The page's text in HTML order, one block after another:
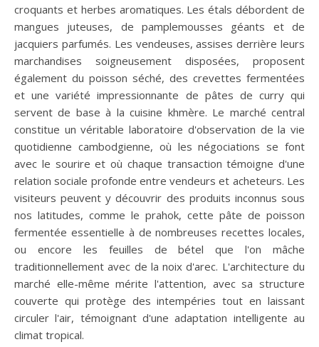
croquants et herbes aromatiques. Les étals débordent de
mangues juteuses, de pamplemousses géants et de
jacquiers parfumés. Les vendeuses, assises derrière leurs
marchandises soigneusement disposées, proposent
également du poisson séché, des crevettes fermentées
et une variété impressionnante de pâtes de curry qui
servent de base à la cuisine khmère. Le marché central
constitue un véritable laboratoire d'observation de la vie
quotidienne cambodgienne, où les négociations se font
avec le sourire et où chaque transaction témoigne d'une
relation sociale profonde entre vendeurs et acheteurs. Les
visiteurs peuvent y découvrir des produits inconnus sous
nos latitudes, comme le prahok, cette pâte de poisson
fermentée essentielle à de nombreuses recettes locales,
ou encore les feuilles de bétel que l'on mâche
traditionnellement avec de la noix d'arec. L'architecture du
marché elle-même mérite l'attention, avec sa structure
couverte qui protège des intempéries tout en laissant
circuler l'air, témoignant d'une adaptation intelligente au
climat tropical.